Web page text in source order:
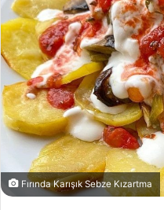
Fırında Karışık Sebze Kızartma